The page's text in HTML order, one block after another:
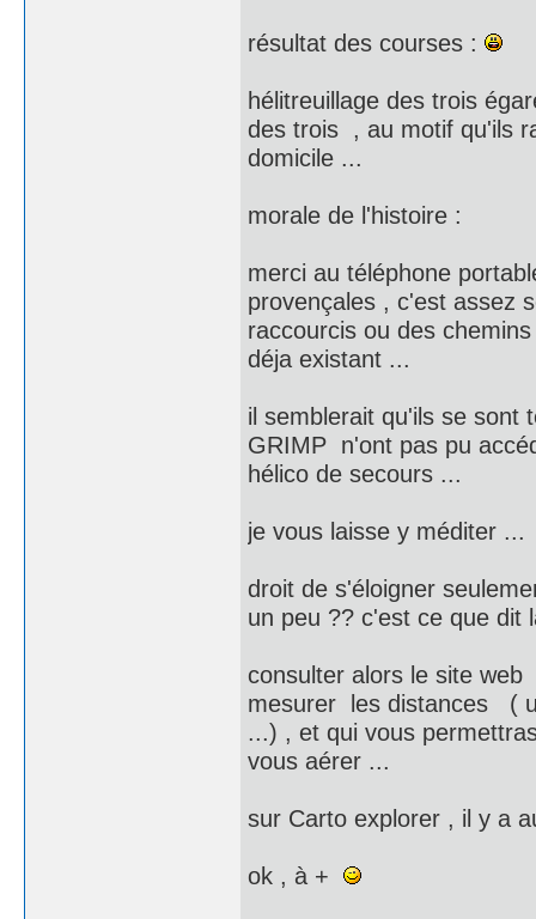
résultat des courses :
hélitreuillage des trois
des trois , au motif qu'ils
domicile ...
morale de l'histoire :
merci au téléphone
provençales , c'est assez
raccourcis ou des
déja existant ...
il semblerait qu'ils se
GRIMP n'ont pas pu
hélico de secours ...
je vous laisse y méditer ...
droit de s'éloigner
un peu ?? c'est ce que dit
consulter alors le site
mesurer les distances (
...) , et qui vous
vous aérer ...
sur Carto explorer , il y a
ok , à +